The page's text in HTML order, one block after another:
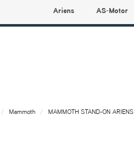
Ariens AS-Motor
Mammoth MAMMOTH STAND-ON ARIENS